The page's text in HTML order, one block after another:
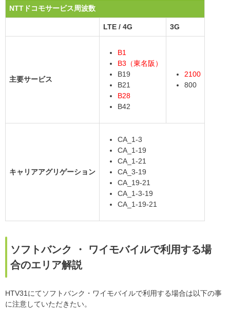
NTTドコモサービス周波数
LTE / 4G 3G
主要サービス
B1
B3（東名阪）
B19
B21
B28
B42
2100
800
キャリアアグリゲーション
CA_1-3
CA_1-19
CA_1-21
CA_3-19
CA_19-21
CA_1-3-19
CA_1-19-21
ソフトバンク ・ ワイモバイルで利用する場
合のエリア解説
HTV31にてソフトバンク・ワイモバイルで利用する場合は以下の事
に注意していただきたい。